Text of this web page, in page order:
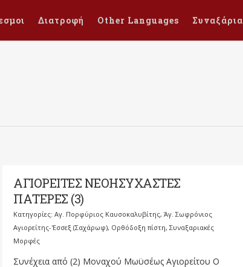
Διατροφή Other Languages Συναξάρια
ΑΓΙΟΡΕΙΤΕΣ ΝΕΟΗΣΥΧΑΣΤΕΣ
ΠΑΤΕΡΕΣ (3)
Κατηγορίες: Αγ. Πορφύριος Καυσοκαλυβίτης, Άγ. Σωφρόνιος
Αγιορείτης-'Εσσεξ (Σαχάρωφ), Ορθόδοξη πίστη, Συναξαριακές
Μορφές
Συνέχεια από (2) Μοναχού Μωϋσέως Αγιορείτου Ο